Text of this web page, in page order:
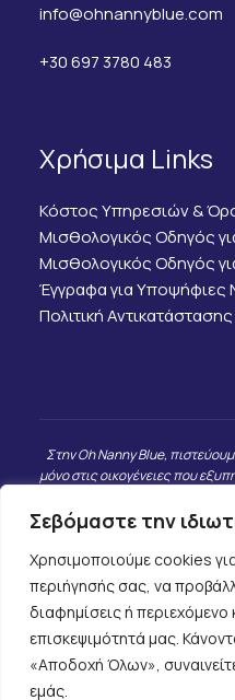
Σεβόμαστε την
Χρησιμοποιούμε cookies
περιήγησής σας, να
διαφημίσεις ή
επισκεψιμότητά μας.
«Αποδοχή Όλων»,
εμάς.
info@ohnannyblue.com
+30 697 3780 483
Χρήσιμα Links
Κόστος Υπηρεσιών &
Μισθολογικός Οδηγός
Μισθολογικός Οδηγός
Έγγραφα για Υποψήφιες
Πολιτική Αντικατάστασης
Στην Oh Nanny Blue,
μόνο στις οικογένειες που
πραγματική ανάγκη, καθώς και
δράσεις που προσωπικά
συνεργαζόμαστε με μεγάλες
πρωτοβουλίες που έχουν άμεσο
Πολιτική Ιδιωτικότητας